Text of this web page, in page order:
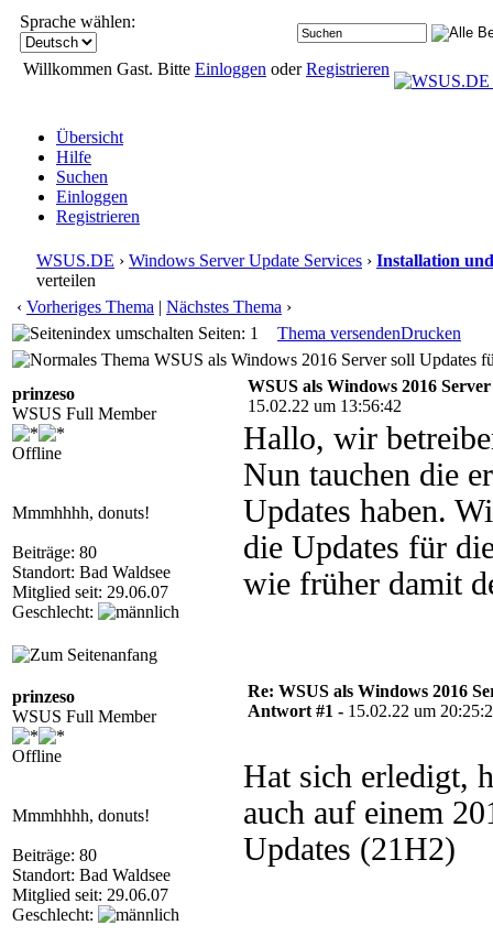
Sprache wählen:
Willkommen Gast. Bitte Einloggen oderRegistrieren
Übersicht
Hilfe
Suchen
Einloggen
Registrieren
WSUS.DE › Windows Server Update Services › Installation
verteilen
‹ Vorheriges Thema | Nächstes Thema ›
Seiten: 1
Thema versendenDrucken
WSUS als Windows 2016 Server soll Updates
prinzeso
WSUS Full Member
Offline
Mmmhhhh, donuts!
Beiträge: 80
Standort: Bad Waldsee
Mitglied seit: 29.06.07
Geschlecht:
WSUS als Windows 2016
15.02.22 um 13:56:42
Hallo, wir
Nun tauchen die
Updates haben.
die Updates für
wie früher damit
prinzeso
WSUS Full Member
Offline
Mmmhhhh, donuts!
Beiträge: 80
Standort: Bad Waldsee
Mitglied seit: 29.06.07
Geschlecht:
Re: WSUS als Windows 2016
Antwort #1 - 15.02.22 um
Hat sich erledigt,
auch auf einem
Updates (21H2)